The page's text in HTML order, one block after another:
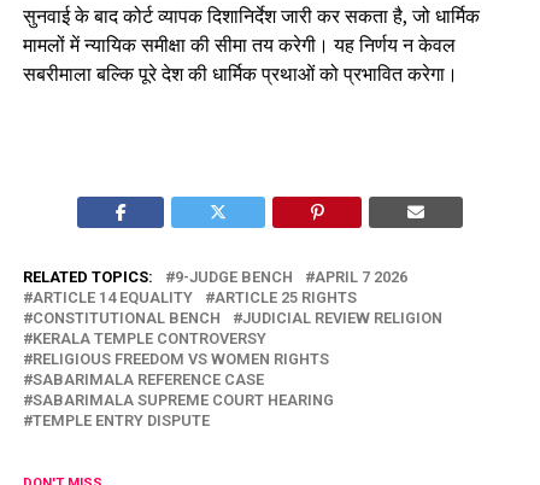
सुनवाई के बाद कोर्ट व्यापक दिशानिर्देश जारी कर सकता है, जो धार्मिक
मामलों में न्यायिक समीक्षा की सीमा तय करेगी। यह निर्णय न केवल
सबरीमाला बल्कि पूरे देश की धार्मिक प्रथाओं को प्रभावित करेगा।
RELATED TOPICS: 9-JUDGE BENCH
APRIL 7 2026
ARTICLE 14 EQUALITY
ARTICLE 25 RIGHTS
CONSTITUTIONAL BENCH
JUDICIAL REVIEW RELIGION
KERALA TEMPLE CONTROVERSY
RELIGIOUS FREEDOM VS WOMEN RIGHTS
SABARIMALA REFERENCE CASE
SABARIMALA SUPREME COURT HEARING
TEMPLE ENTRY DISPUTE